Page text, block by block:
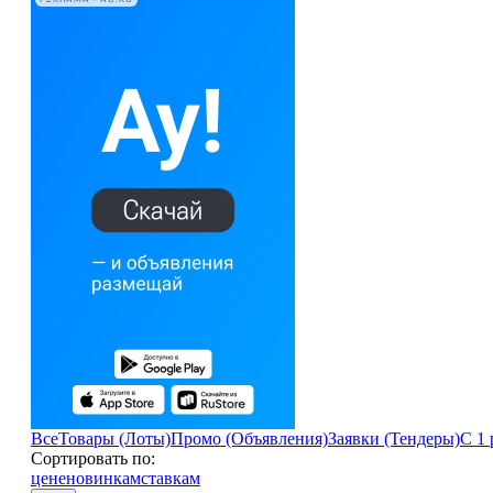
ВсеТовары (Лоты)Промо (Объявления)Заявки (Тендеры)С 1
Сортировать по:
цененовинкамставкам